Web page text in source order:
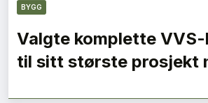
BYGG
Valgte komplette
til sitt største prosjekt